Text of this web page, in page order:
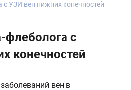
с УЗИ вен нижних конечностей
флеболога с
конечностей
вен в